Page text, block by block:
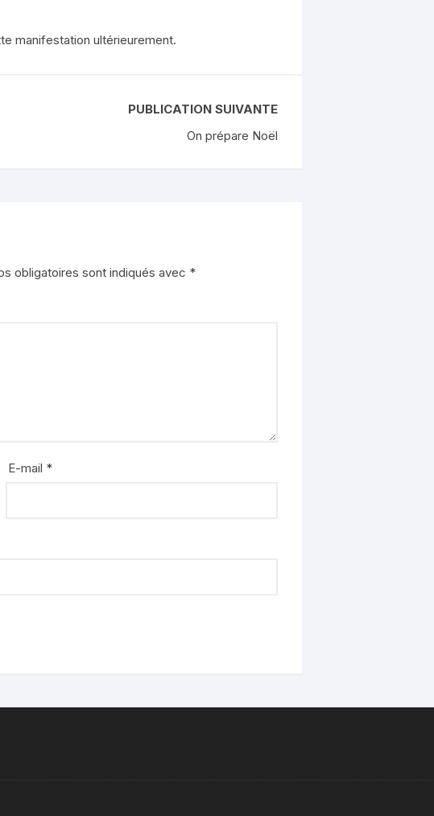
manifestation ultérieurement.
PUBLICATION SUIVANTE
On prépare Noël
obligatoires sont indiqués avec *
E-mail *